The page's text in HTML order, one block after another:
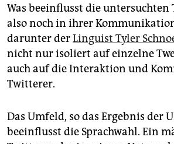
Was beeinflusst die
also noch in ihrer
darunter derLinguist Tyler
nicht nur isoliert auf einzelne
auch auf die Interaktion und
Twitterer.
Das Umfeld, so das Ergebnis der
beeinflusst die Sprachwahl. Ein